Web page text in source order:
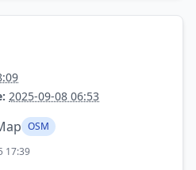
2025-09-08 06:53
OSM
17:39